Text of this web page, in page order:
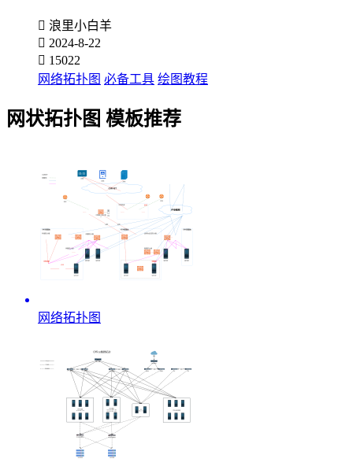
 浪里小白羊
 2024-8-22
 15022
网络拓扑图 必备工具 绘图教程
网状拓扑图 模板推荐
网络拓扑图